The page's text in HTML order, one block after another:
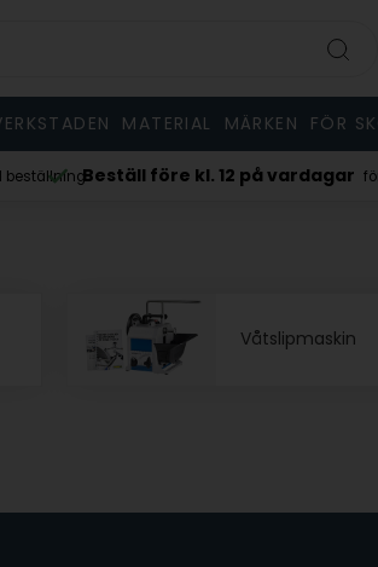
MATERIAL MÄRKEN FÖR
skickad samma dag MOA 125 kr. inkl.
Våtslipmaskin